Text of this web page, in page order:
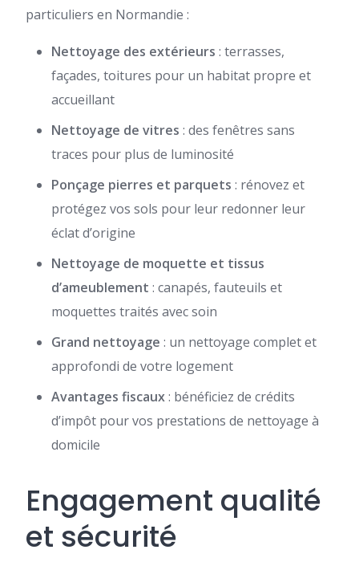
particuliers en Normandie :
Nettoyage des extérieurs : terrasses,
façades, toitures pour un habitat propre et
accueillant
Nettoyage de vitres : des fenêtres sans
traces pour plus de luminosité
Ponçage pierres et parquets : rénovez et
protégez vos sols pour leur redonner leur
éclat d’origine
Nettoyage de moquette et tissus
d’ameublement : canapés, fauteuils et
moquettes traités avec soin
Grand nettoyage : un nettoyage complet et
approfondi de votre logement
Avantages fiscaux: bénéficiez de crédits
d’impôt pour vos prestations de nettoyage à
domicile
Engagement qualité
et sécurité